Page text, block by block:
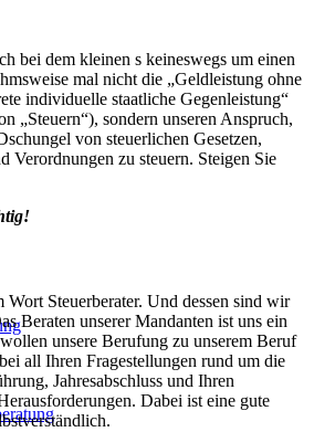
bei dem kleinen s keineswegs um einen
mal nicht die „Geldleistung ohne
individuelle staatliche Gegenleistung“
„Steuern“), sondern unseren Anspruch,
von steuerlichen Gesetzen,
Verordnungen zu steuern. Steigen Sie
Steuerberater. Und dessen sind wir
Beraten unserer Mandanten ist uns ein
unsere Berufung zu unserem Beruf
all Ihren Fragestellungen rund um die
Jahresabschluss und Ihren
Dabei ist eine gute